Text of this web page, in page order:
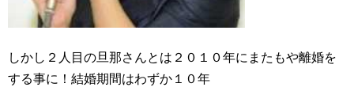
しかし２人目の旦那さんとは２０１０年にまたもや離婚を
する事に！結婚期間はわずか１０年